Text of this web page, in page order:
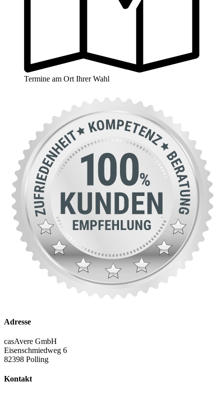
Termine am Ort Ihrer Wahl
Adresse
casAvere GmbH
Eisenschmiedweg 6
82398 Polling
Kontakt